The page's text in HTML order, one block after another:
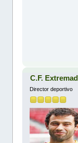
C.F.
Director deportivo